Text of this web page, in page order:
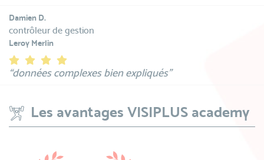
Damien D.
contrôleur de gestion
Leroy Merlin
“données complexes bien expliqués”
Les avantages VISIPLUS academy